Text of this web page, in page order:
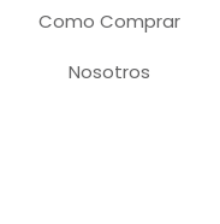
Como Comprar
Nosotros